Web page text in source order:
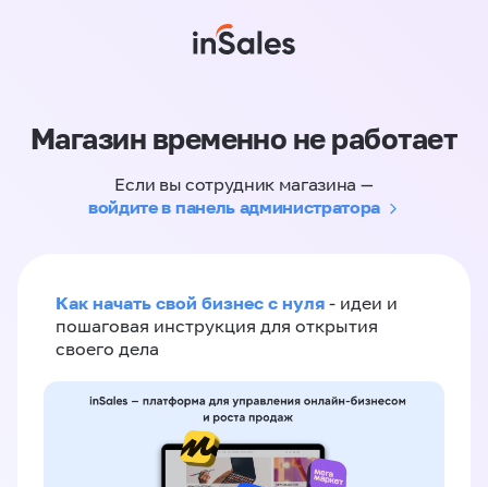
Магазин временно не работает
Если вы сотрудник магазина —
войдите в панель администратора
Как начать свой бизнес с нуля - идеи и
пошаговая инструкция для открытия
своего дела